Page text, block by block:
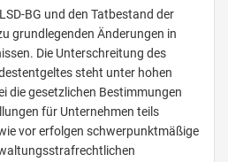
BG und den Tatbestand der
grundlegenden Änderungen in
Die Unterschreitung des
steht unter hohen
die gesetzlichen Bestimmungen
für Unternehmen teils
vor erfolgen schwerpunktmäßige